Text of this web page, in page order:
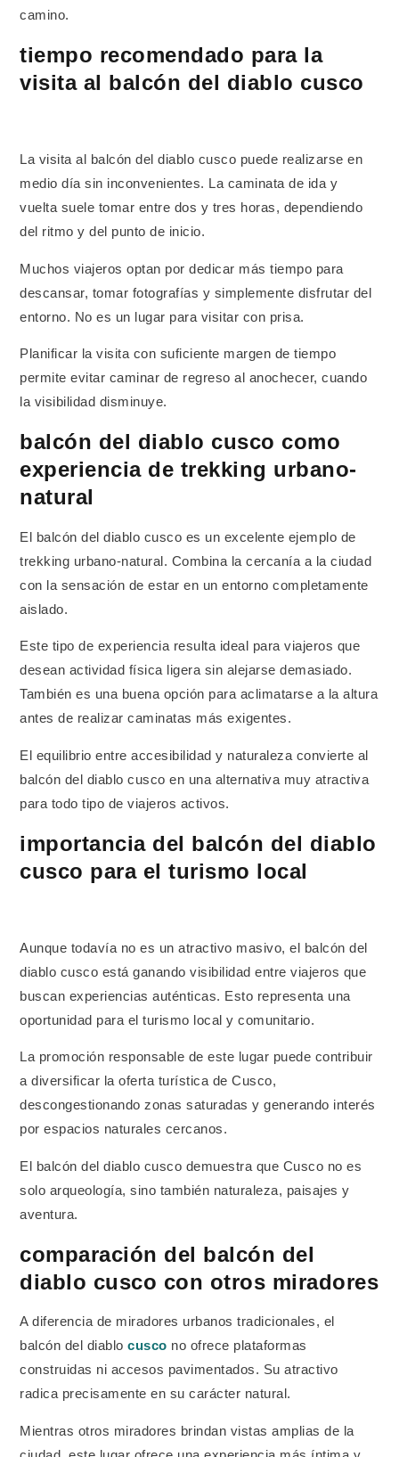
camino.
tiempo recomendado para la
visita al balcón del diablo cusco
La visita al balcón del diablo cusco puede realizarse en
medio día sin inconvenientes. La caminata de ida y
vuelta suele tomar entre dos y tres horas, dependiendo
del ritmo y del punto de inicio.
Muchos viajeros optan por dedicar más tiempo para
descansar, tomar fotografías y simplemente disfrutar del
entorno. No es un lugar para visitar con prisa.
Planificar la visita con suficiente margen de tiempo
permite evitar caminar de regreso al anochecer, cuando
la visibilidad disminuye.
balcón del diablo cusco como
experiencia de trekking urbano-
natural
El balcón del diablo cusco es un excelente ejemplo de
trekking urbano-natural. Combina la cercanía a la ciudad
con la sensación de estar en un entorno completamente
aislado.
Este tipo de experiencia resulta ideal para viajeros que
desean actividad física ligera sin alejarse demasiado.
También es una buena opción para aclimatarse a la altura
antes de realizar caminatas más exigentes.
El equilibrio entre accesibilidad y naturaleza convierte al
balcón del diablo cusco en una alternativa muy atractiva
para todo tipo de viajeros activos.
importancia del balcón del diablo
cusco para el turismo local
Aunque todavía no es un atractivo masivo, el balcón del
diablo cusco está ganando visibilidad entre viajeros que
buscan experiencias auténticas. Esto representa una
oportunidad para el turismo local y comunitario.
La promoción responsable de este lugar puede contribuir
a diversificar la oferta turística de Cusco,
descongestionando zonas saturadas y generando interés
por espacios naturales cercanos.
El balcón del diablo cusco demuestra que Cusco no es
solo arqueología, sino también naturaleza, paisajes y
aventura.
comparación del balcón del
diablo cusco con otros miradores
A diferencia de miradores urbanos tradicionales, el
balcón del diablocusco no ofrece plataformas
construidas ni accesos pavimentados. Su atractivo
radica precisamente en su carácter natural.
Mientras otros miradores brindan vistas amplias de la